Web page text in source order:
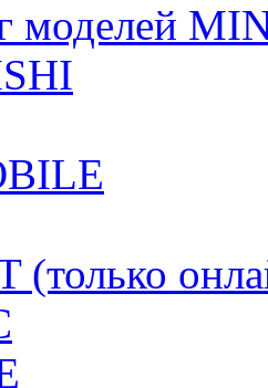
моделей
(только